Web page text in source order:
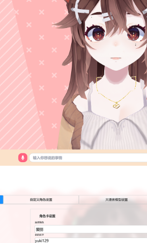
.client.request(params=params)
) ->
"你好" , speaker= "流萤_ZH"